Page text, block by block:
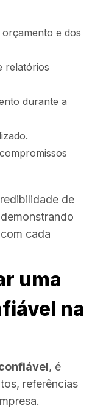
e dos
relatórios
durante a
de
cada
uma
na
, é
referências